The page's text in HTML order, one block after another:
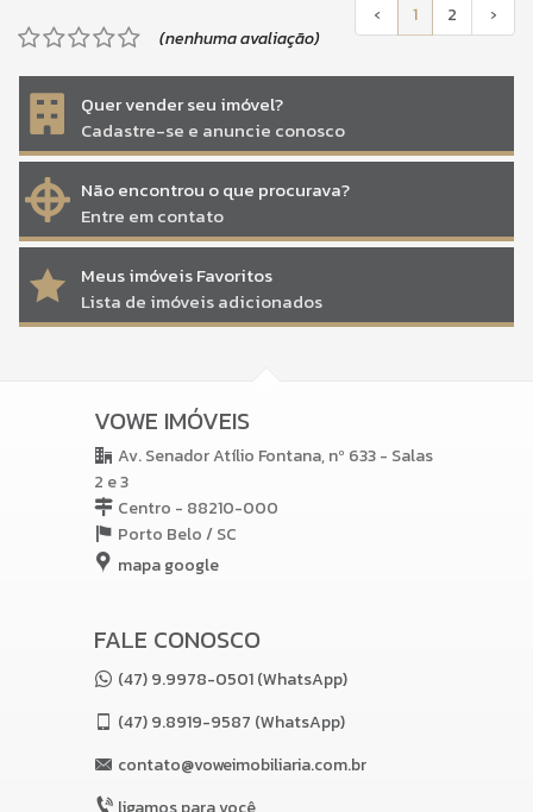
‹ 1 2
›
(nenhuma avaliação)
Quer vender seu imóvel?
Cadastre-se e anuncie conosco
Não encontrou o que procurava?
Entre em contato
Meus imóveis Favoritos
Lista de imóveis adicionados
VOWE IMÓVEIS
Av. Senador Atílio Fontana, nº 633 - Salas
2 e 3
Centro - 88210-000
Porto Belo /SC
mapa google
FALE CONOSCO
(47) 9.9978-0501 (WhatsApp)
(47)9.8919-9587 (WhatsApp)
contato@voweimobiliaria.com.br